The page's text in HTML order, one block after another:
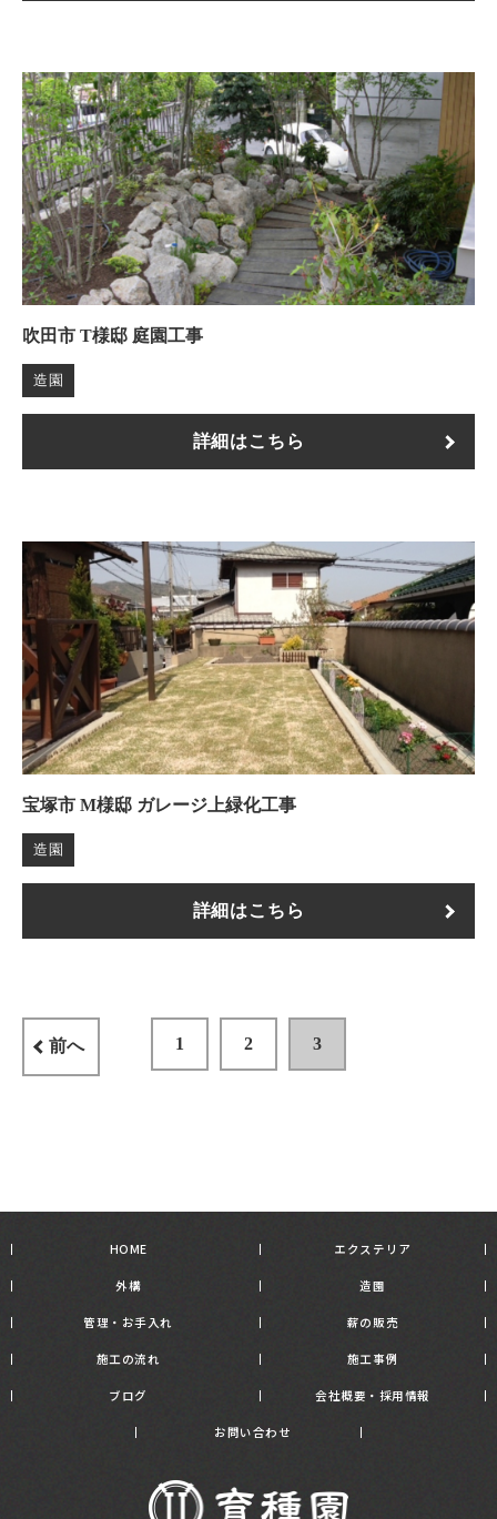
吹田市 T様邸 庭園工事
造園
詳細はこちら
宝塚市 M様邸 ガレージ上緑化工事
造園
詳細はこちら
前へ 1 2 3
HOME エクステリア
外構 造園
管理・お手入れ 薪の販売
施工の流れ 施工事例
ブログ 会社概要・採用情報
お問い合わせ